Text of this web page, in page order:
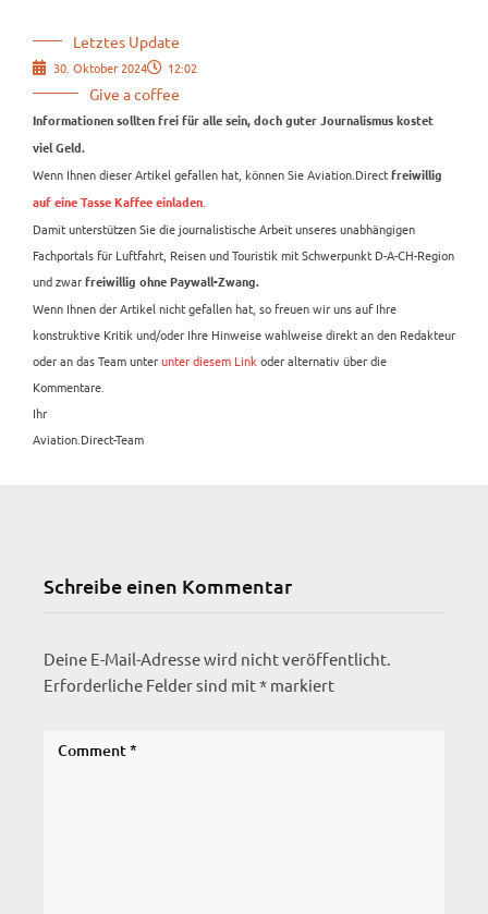
Letztes Update
30. Oktober 2024 12:02
Give a coffee
Informationen sollten frei für alle sein, doch guter Journalismus kostet
viel Geld.
Wenn Ihnen dieser Artikel gefallen hat, können Sie Aviation.Direct freiwillig
auf eine Tasse Kaffee einladen
Damit unterstützen Sie die journalistische Arbeit unseres unabhängigen
Fachportals für Luftfahrt, Reisen und Touristik mit Schwerpunkt D-A-CH-Region
und zwar freiwillig ohne Paywall-Zwang.
Wenn Ihnen der Artikel nicht gefallen hat, so freuen wir uns auf Ihre
konstruktive Kritik und/oder Ihre Hinweise wahlweise direkt an den Redakteur
oder an das Team unterunter diesem Link oder alternativ über die
Kommentare.
Ihr
Aviation.Direct-Team
Schreibe einen Kommentar
Deine E-Mail-Adresse wird nicht veröffentlicht.
Erforderliche Felder sind mit* markiert